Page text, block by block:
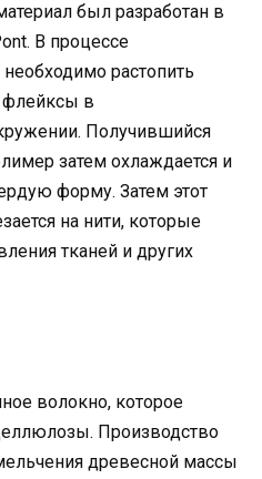
был разработан в
В процессе
растопить
флейксы в
Получившийся
затем охлаждается и
форму. Затем этот
на нити, которые
тканей и других
волокно, которое
Производство
древесной массы